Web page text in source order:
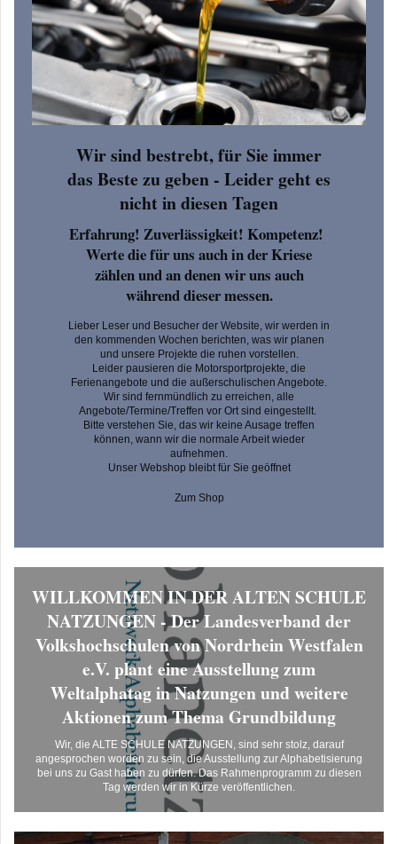
Wir sind bestrebt, für Sie immer
das Beste zu geben - Leider geht es
nicht in diesen Tagen
Erfahrung! Zuverlässigkeit! Kompetenz!
Werte die für uns auch in der Kriese
zählen und an denen wir uns auch
während dieser messen.
Lieber Leser und Besucher der Website, wir werden in
den kommenden Wochen berichten, was wir planen
und unsere Projekte die ruhen vorstellen.
Leider pausieren die Motorsportprojekte, die
Ferienangebote und die außerschulischen Angebote.
Wir sind fernmündlich zu erreichen, alle
Angebote/Termine/Treffen vor Ort sind eingestellt.
Bitte verstehen Sie, das wir keine Ausage treffen
können, wann wir die normale Arbeit wieder
aufnehmen.
Unser Webshop bleibt für Sie geöffnet
Zum Shop
WILLKOMMEN IN DER ALTEN SCHULE
NATZUNGEN - Der Landesverband der
Volkshochschulen von Nordrhein Westfalen
e.V. plant eine Ausstellung zum
Weltalphatag in Natzungen und weitere
Aktionen zum Thema Grundbildung
Wir, die ALTE SCHULE NATZUNGEN, sind sehr stolz, darauf
angesprochen worden zu sein, die Ausstellung zur Alphabetisierung
bei uns zu Gast haben zu dürfen. Das Rahmenprogramm zu diesen
Tag werden wir in Kürze veröffentlichen.